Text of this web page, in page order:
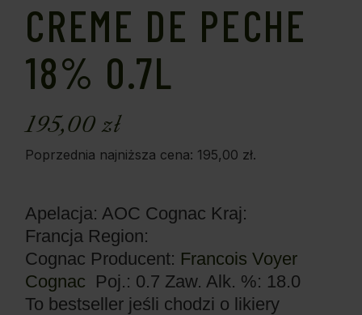
CREME DE PECHE
18% 0.7L
195,00zł
Poprzednia najniższa cena: 195,00 zł.
Apelacja: AOC Cognac Kraj:
Francja Region:
Cognac Producent: Francois Voyer
Cognac Poj.: 0.7 Zaw. Alk. %: 18.0
To bestseller jeśli chodzi o likiery